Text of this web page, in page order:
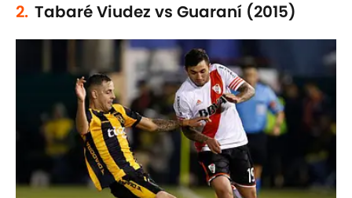
2. Tabaré Viudez vs Guaraní (2015)